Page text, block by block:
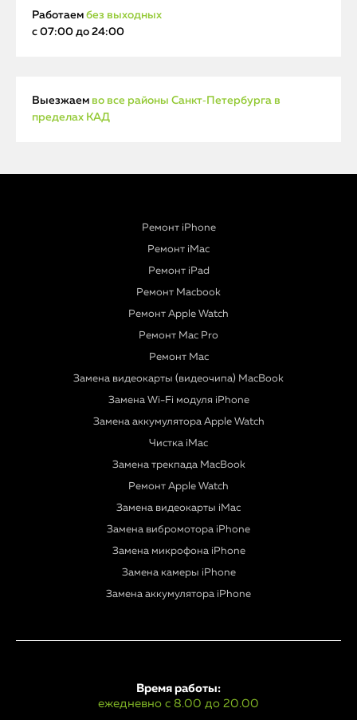
Работаем без выходных
с 07:00 до 24:00
Выезжаем во все районы Санкт‑Петербурга в
пределах КАД
Ремонт iPhone
Ремонт iMac
Ремонт iPad
Ремонт Macbook
Ремонт Apple Watch
Ремонт Mac Pro
Ремонт Mac
Замена видеокарты (видеочипа) MacBook
Замена Wi-Fi модуля iPhone
Замена аккумулятора Apple Watch
Чистка iMac
Замена трекпада MacBook
Ремонт Apple Watch
Замена видеокарты iMac
Замена вибромотора iPhone
Замена микрофона iPhone
Замена камеры iPhone
Замена аккумулятора iPhone
Время работы:
ежедневно с 8.00 до 20.00